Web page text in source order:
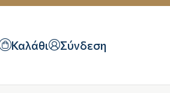
Καλάθι Σύνδεση